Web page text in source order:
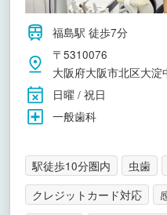
福島駅 徒歩7分
〒5310076
大阪府大阪市北区大
日曜 / 祝日
一般歯科
駅徒歩10分圏内 虫歯
クレジットカード対応